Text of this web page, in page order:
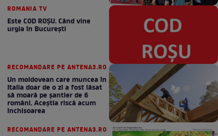
ROMANIA TV
Este COD ROŞU. Când vine
urgia în Bucureşti
RECOMANDARE PE ANTENA3.RO
Un moldovean care muncea în
Italia doar de o zi a fost lăsat
să moară pe şantier de 6
români. Aceștia riscă acum
închisoarea
RECOMANDARE PE ANTENA3.RO